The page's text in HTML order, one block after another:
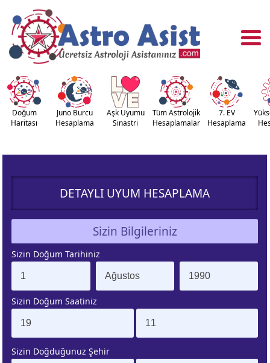
KUZEY AY
AY
BURCU
LILITH
Doğum
Haritası
Juno Burcu
Hesaplama
Aşk Uyumu
Sinastri
Tüm Astrolojik
Hesaplamalar
7. EV
Hesaplama
DETAYLI UYUM HESAPLAMA
Sizin Bilgileriniz
Sizin Doğum Tarihiniz
Sizin Doğum Saatiniz
Sizin Doğduğunuz Şehir